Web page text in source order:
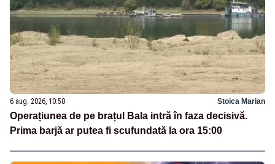
6 aug. 2026, 10:50 Stoica Marian
Operațiunea de pe brațul Bala intră în faza decisivă.
Prima barjă ar putea fi scufundată la ora 15:00